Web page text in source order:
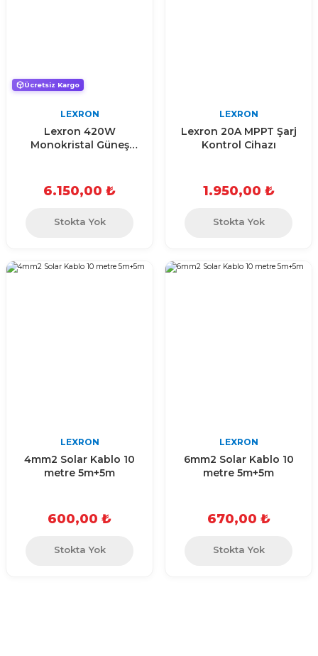
Ücretsiz Kargo
LEXRON
Lexron 420W
Monokristal Güneş
6.150,00 ₺
Stokta Yok
LEXRON
Lexron 20A MPPT Şarj
Kontrol Cihazı
1.950,00 ₺
Stokta Yok
LEXRON
4mm2 Solar Kablo 10
metre 5m+5m
600,00 ₺
Stokta Yok
LEXRON
6mm2 Solar Kablo 10
metre 5m+5m
670,00 ₺
Stokta Yok